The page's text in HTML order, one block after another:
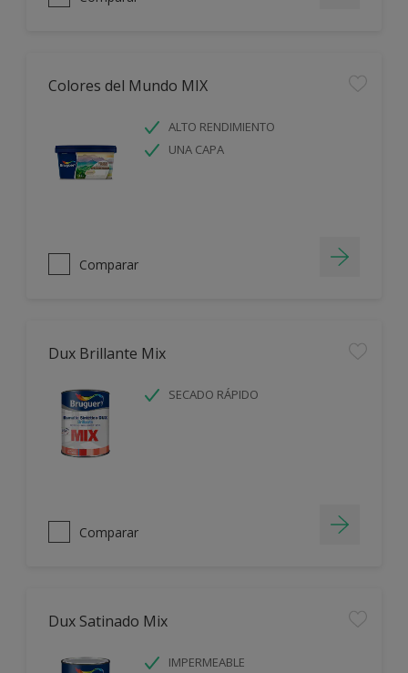
Colores del Mundo MIX
ALTO RENDIMIENTO
UNA CAPA
Comparar
Dux Brillante Mix
SECADO RÁPIDO
Comparar
Dux Satinado Mix
IMPERMEABLE